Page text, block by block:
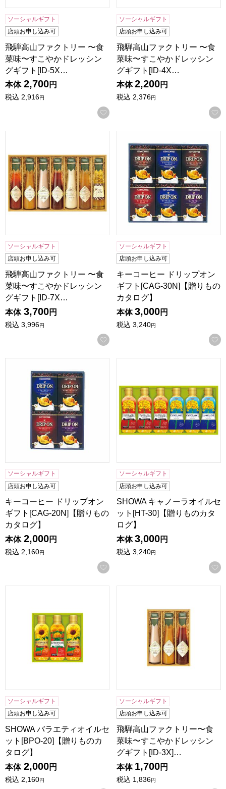
ソーシャルギフト
店頭お申し込み可
飛騨高山ファクトリー 〜食
菜味〜すこやかドレッシン
グギフト[ID-5X…
本体 2,700円
税込 2,916円
お気に入りに登録する
ソーシャルギフト
店頭お申し込み可
飛騨高山ファクトリー 〜食
菜味〜すこやかドレッシン
グギフト[ID-4X…
本体 2,200円
税込 2,376円
ソーシャルギフト
店頭お申し込み可
飛騨高山ファクトリー 〜食
菜味〜すこやかドレッシン
グギフト[ID-7X…
本体 3,700円
税込 3,996円
お気に入りに登録する
ソーシャルギフト
店頭お申し込み可
キーコーヒー ドリップオン
ギフト[CAG-30N]【贈りもの
カタログ】
本体 3,000円
税込 3,240円
ソーシャルギフト
店頭お申し込み可
キーコーヒー ドリップオン
ギフト[CAG-20N]【贈りもの
カタログ】
本体 2,000円
税込 2,160円
お気に入りに登録する
ソーシャルギフト
店頭お申し込み可
SHOWA キャノーラオイルセ
ット[HT-30]【贈りものカタ
ログ】
本体 3,000円
税込 3,240円
ソーシャルギフト
店頭お申し込み可
SHOWA バラエティオイルセ
ット[BPO-20]【贈りものカ
タログ】
本体 2,000円
税込 2,160円
ソーシャルギフト
店頭お申し込み可
飛騨高山ファクトリー〜食
菜味〜すこやかドレッシン
グギフト[ID-3X]…
本体 1,700円
税込 1,836円